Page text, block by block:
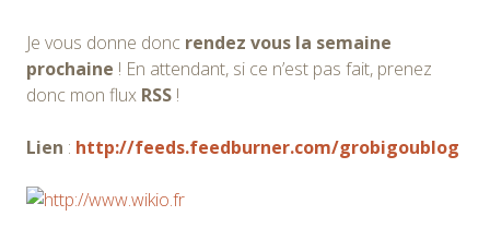
Je vous donne donc rendez vous la semaine
prochaine ! En attendant, si ce n’est pas fait, prenez
donc mon flux RSS !
Lien : http://feeds.feedburner.com/grobigoublog